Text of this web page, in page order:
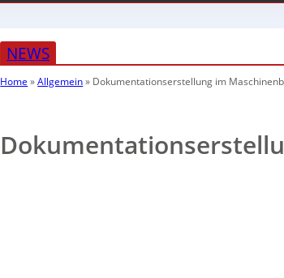
NEWS
Home »Allgemein» Dokumentationserstellung im